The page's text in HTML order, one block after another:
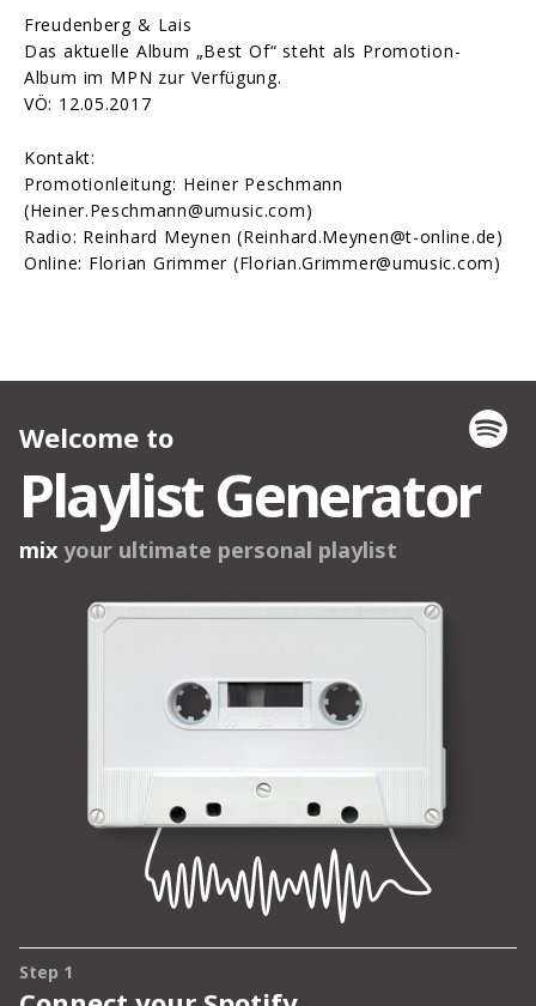
Freudenberg & Lais
Das aktuelle Album „Best Of“ steht als Promotion-
Album im MPN zur Verfügung.
VÖ: 12.05.2017
Kontakt:
Promotionleitung: Heiner Peschmann
(Heiner.Peschmann@umusic.com)
Radio: Reinhard Meynen (Reinhard.Meynen@t-online.de)
Online: Florian Grimmer (Florian.Grimmer@umusic.com)